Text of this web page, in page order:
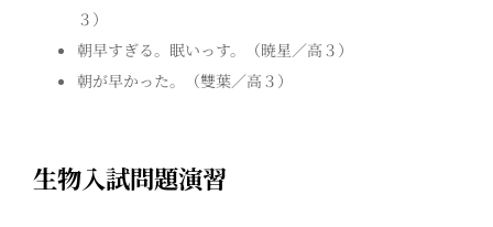
３）
朝早すぎる。眠いっす。（暁星／高３）
朝が早かった。（雙葉／高３）
生物入試問題演習